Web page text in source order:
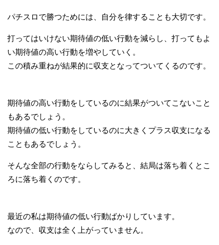
パチスロで勝つためには、自分を律することも大切です。
打ってはいけない期待値の低い行動を減らし、打ってもよ
い期待値の高い行動を増やしていく。
この積み重ねが結果的に収支となってついてくるのです。
期待値の高い行動をしているのに結果がついてこないこと
もあるでしょう。
期待値の低い行動をしているのに大きくプラス収支になる
こともあるでしょう。
そんな全部の行動をならしてみると、結局は落ち着くとこ
ろに落ち着くのです。
最近の私は期待値の低い行動ばかりしています。
なので、収支は全く上がっていません。